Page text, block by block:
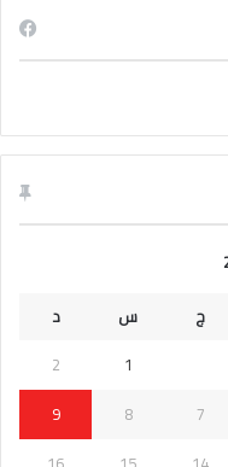
ج س
د
1
2
7
8
9